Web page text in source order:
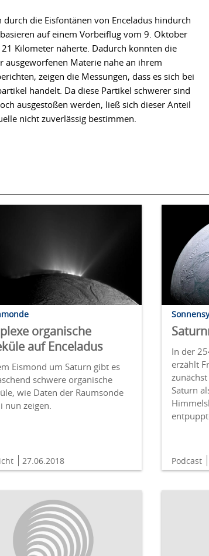
die Eisfontänen von Enceladus hindurch
auf einem Vorbeiflug vom 9. Oktober
Kilometer näherte. Dadurch konnten die
ausgeworfenen Materie nahe an ihrem
zeigen die Messungen, dass es sich bei
handelt. Da diese Partikel schwerer sind
ausgestoßen werden, ließ sich dieser Anteil
nicht zuverlässig bestimmen.
organische
auf Enceladus
Eismond um Saturn gibt es
schwere organische
wie Daten der Raumsonde
nun zeigen.
27.06.2018
In der
erzählt
Saturn
Podcast